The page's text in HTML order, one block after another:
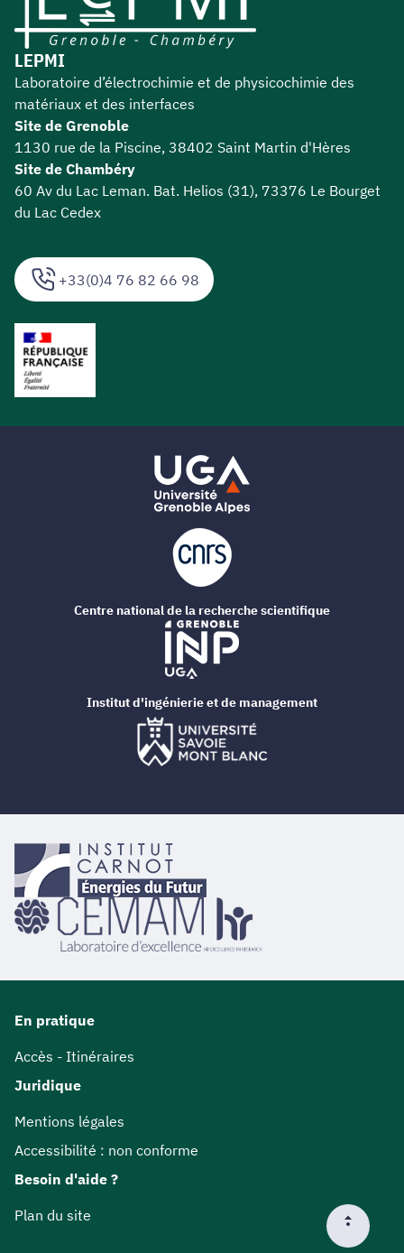
+33(0)4 76 82 66 98
LEPMI
Laboratoire d’électrochimie et de physicochimie des
matériaux et des interfaces
Site de Grenoble
1130 rue de la Piscine, 38402 Saint Martin d'Hères
Site de Chambéry
60 Av du Lac Leman. Bat. Helios (31), 73376 Le Bourget
du Lac Cedex
En pratique
Accès - Itinéraires
Juridique
Mentions légales
Accessibilité : non conforme
Besoin d'aide ?
Plan du site
Centre national de la recherche scientifique
Institut d'ingénierie et de management